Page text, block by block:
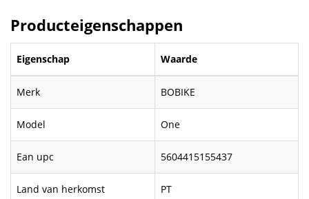
Producteigenschappen
Eigenschap Waarde
Merk BOBIKE
Model One
Ean upc 5604415155437
Land van herkomst PT